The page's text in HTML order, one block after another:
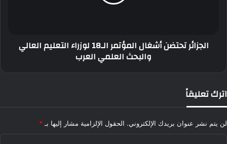
العلمي
الجزائر تحتضن أشغال المؤتمر الـ18 لوزراء التعليم العالي
والبحث العلمي العرب
اترك تعليقاً
لن يتم نشر عنوان بريدك الإلكتروني. الحقول الإلزامية مشار إليها بـ *